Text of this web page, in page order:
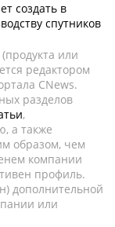
создать в
спутников
или
редактором
CNews.
разделов
,
а также
образом, чем
компании
профиль.
дополнительной
или